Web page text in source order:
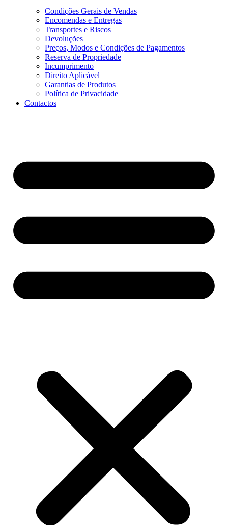
Condições Gerais de Vendas
Encomendas e Entregas
Transportes e Riscos
Devoluções
Preços, Modos e Condições de Pagamentos
Reserva de Propriedade
Incumprimento
Direito Aplicável
Garantias de Produtos
Política de Privacidade
Contactos